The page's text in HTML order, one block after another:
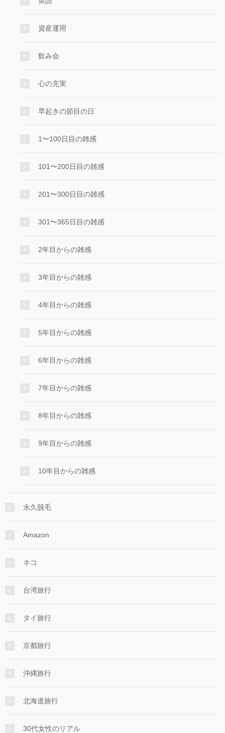
資産運用
飲み会
心の充実
早起きの節目の日
1〜100日目の雑感
101〜200日目の雑感
201〜300日目の雑感
301〜365日目の雑感
2年目からの雑感
3年目からの雑感
4年目からの雑感
5年目からの雑感
6年目からの雑感
7年目からの雑感
8年目からの雑感
9年目からの雑感
10年目からの雑感
永久脱毛
Amazon
ネコ
台湾旅行
タイ旅行
京都旅行
沖縄旅行
北海道旅行
30代女性のリアル